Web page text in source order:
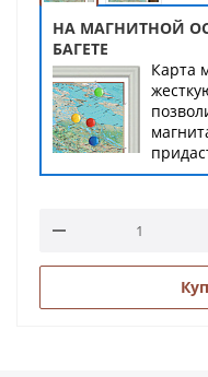
НА МАГНИТНОЙ
БАГЕТЕ
Карта